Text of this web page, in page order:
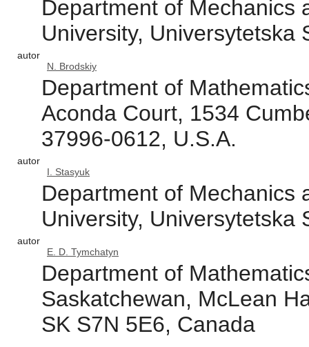
Department of Mechanics
University, Universytetska
autor
N. Brodskiy
Department of
Aconda Court, 1534
37996-0612, U.S.A.
autor
I. Stasyuk
Department of Mechanics
University, Universytetska
autor
E. D. Tymchatyn
Department of
Saskatchewan, McLean
SK S7N 5E6, Canada